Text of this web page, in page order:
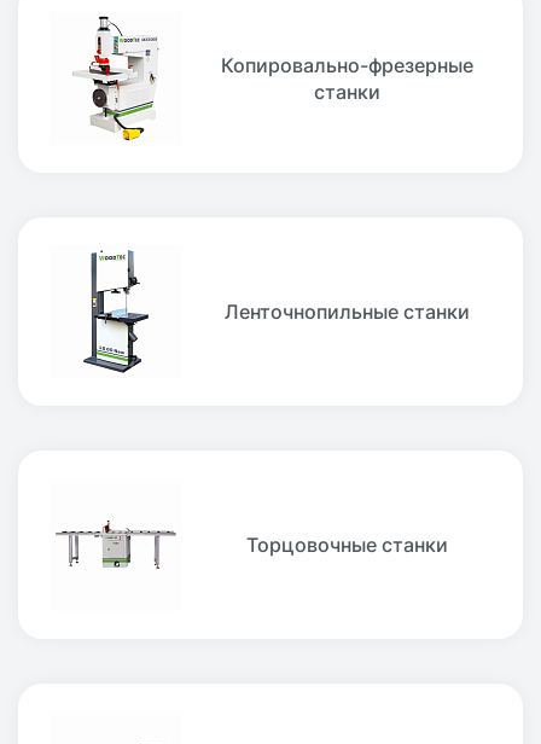
Копировально-фрезерные
станки
Ленточнопильные станки
Торцовочные станки